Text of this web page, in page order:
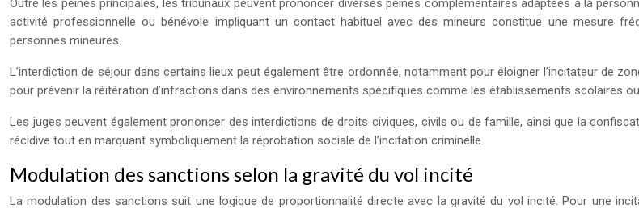
Outre les peines principales, les tribunaux peuvent prononcer diverses peines complémentaires adaptées à la
activité professionnelle ou bénévole impliquant un contact habituel avec des mineurs constitue une mesure
personnes mineures.
L’interdiction de séjour dans certains lieux peut également être ordonnée, notamment pour éloigner l’incitateur de
pour prévenir la réitération d’infractions dans des environnements spécifiques comme les établissements scolaires
Les juges peuvent également prononcer des interdictions de droits civiques, civils ou de famille, ainsi que la
récidive tout en marquant symboliquement la réprobation sociale de l’incitation criminelle.
Modulation des sanctions selon la gravité du vol incité
La modulation des sanctions suit une logique de proportionnalité directe avec la gravité du vol incité. Pour une